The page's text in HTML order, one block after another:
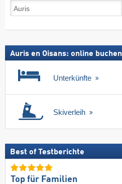
inkl.
Auris en Oisans: online buchen
Unterkünfte
Skiverleih
Best of Testberichte
Top für Familien